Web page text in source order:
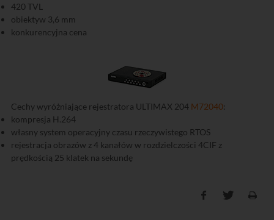
420 TVL
obiektyw 3,6 mm
konkurencyjna cena
Cechy wyróżniające rejestratora ULTIMAX 204 M72040:
kompresja H.264
własny system operacyjny czasu rzeczywistego RTOS
rejestracja obrazów z 4 kanałów w rozdzielczości 4CIF z
prędkością 25 klatek na sekundę